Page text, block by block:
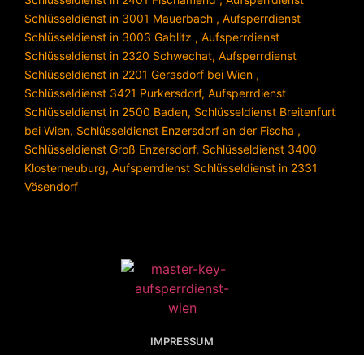
Schlüsseldienst in 3001 Mauerbach , Aufsperrdienst
Schlüsseldienst in 3003 Gablitz , Aufsperrdienst
Schlüsseldienst in 2320 Schwechat, Aufsperrdienst
Schlüsseldienst in 2201 Gerasdorf bei Wien ,
Schlüsseldienst 3421 Purkersdorf, Aufsperrdienst
Schlüsseldienst in 2500 Baden, Schlüsseldienst Breitenfurt
bei Wien, Schlüsseldienst Enzersdorf an der Fischa ,
Schlüsseldienst Groß Enzersdorf, Schlüsseldienst 3400
Klosterneuburg, Aufsperrdienst Schlüsseldienst in 2331
Vösendorf
IMPRESSUM